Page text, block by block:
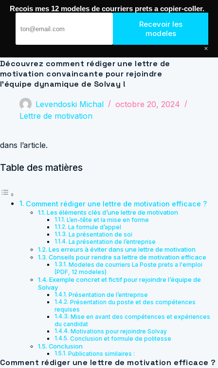
Passer
Découvrez comment rédiger une lettre de
motivation convaincante pour rejoindre
l’équipe dynamique de Solvay !
Levendoski Michal
octobre 20, 2024
Lettre de motivation
dans l’article.
Table des matières
Comment rédiger une lettre de motivation efficace ?
Les éléments clés d’une lettre de motivation
L’en-tête et la mise en forme
La formule d’appel
La présentation de soi
La présentation de l’entreprise
Les erreurs à éviter dans une lettre de motivation
Conseils pour rendre sa lettre de motivation efficace
Modeles de courriers La Poste prets a l'emploi
(PDF, 12 modeles)
Exemple concret et fictif pour rejoindre l’équipe de
Solvay
Présentation de l’entreprise
Présentation du poste et des compétences
requises
Mise en avant des compétences et expériences
du candidat
Motivations pour rejoindre Solvay
Conclusion et formule de politesse
Conclusion
Publications similaires :
Comment rédiger une lettre de motivation efficace ?
Recois mes 12 modeles de courriers prets a copier-coller.
Recevoir les
modeles
×